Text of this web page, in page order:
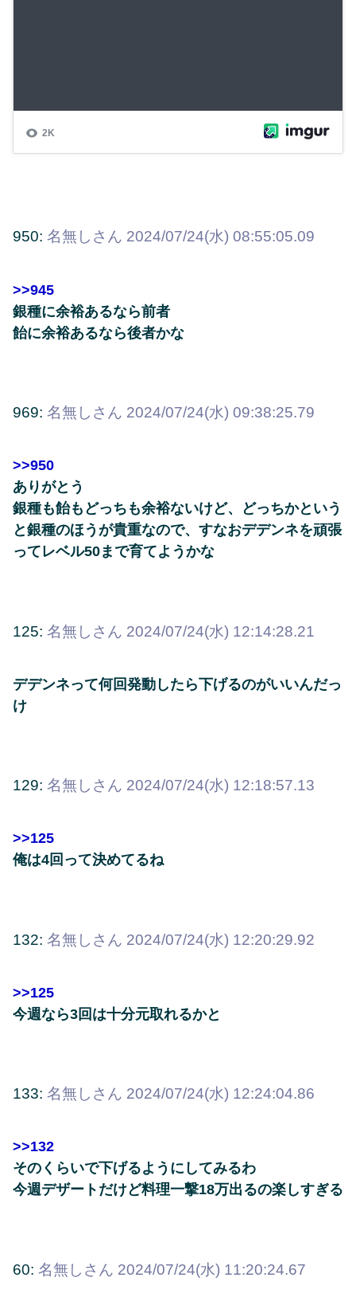
950: 名無しさん 2024/07/24(水) 08:55:05.09
>>945
銀種に余裕あるなら前者
飴に余裕あるなら後者かな
969: 名無しさん 2024/07/24(水) 09:38:25.79
>>950
ありがとう
銀種も飴もどっちも余裕ないけど、どっちかという
と銀種のほうが貴重なので、すなおデデンネを頑張
ってレベル50まで育てようかな
125: 名無しさん 2024/07/24(水) 12:14:28.21
デデンネって何回発動したら下げるのがいいんだっ
け
129: 名無しさん 2024/07/24(水) 12:18:57.13
>>125
俺は4回って決めてるね
132: 名無しさん 2024/07/24(水) 12:20:29.92
>>125
今週なら3回は十分元取れるかと
133: 名無しさん 2024/07/24(水) 12:24:04.86
>>132
そのくらいで下げるようにしてみるわ
今週デザートだけど料理一撃18万出るの楽しすぎる
60: 名無しさん 2024/07/24(水) 11:20:24.67